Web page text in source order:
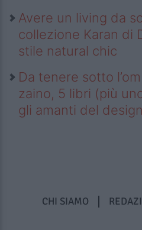
Avere un living da
collezione Karan di
stile natural chic
Da tenere sotto
zaino, 5 libri (più
gli amanti del design
CHI SIAMO